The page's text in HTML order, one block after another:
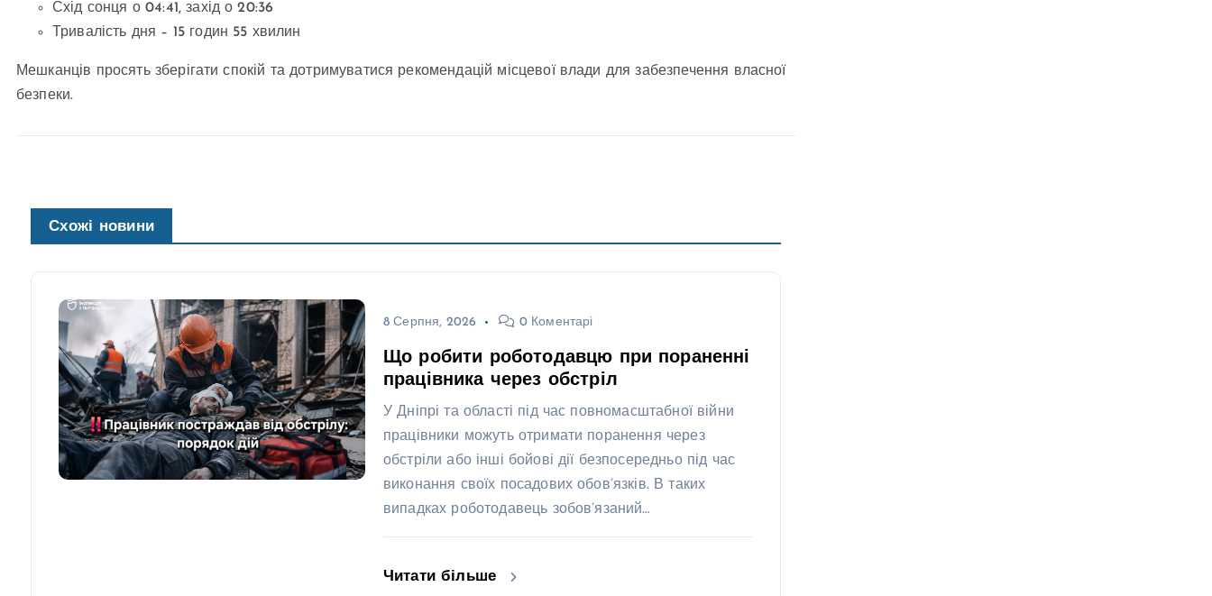
Схід сонця о 04:41, захід о 20:36
Тривалість дня – 15 годин 55 хвилин
Мешканців просять зберігати спокій та дотримуватися рекомендацій місцевої влади для забезпечення власної
безпеки.
Схожі новини
8 Серпня, 2026 0 Коментарі
Що робити роботодавцю при пораненні
працівника через обстріл
У Дніпрі та області під час повномасштабної війни
працівники можуть отримати поранення через
обстріли або інші бойові дії безпосередньо під час
виконання своїх посадових обов’язків. В таких
випадках роботодавець зобов’язаний…
Читати більше